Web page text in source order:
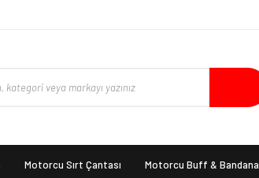
Motorcu Sırt Çantası Motorcu Buff & Bandana